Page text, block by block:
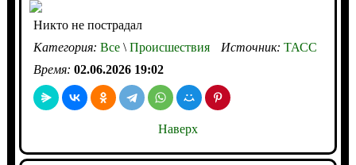
Никто не пострадал
Категория: Все\Происшествия Источник: ТАСС
Время: 02.06.2026 19:02
Наверх